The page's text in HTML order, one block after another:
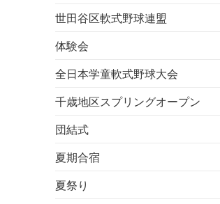
世田谷区軟式野球連盟
体験会
全日本学童軟式野球大会
千歳地区スプリングオープン
団結式
夏期合宿
夏祭り